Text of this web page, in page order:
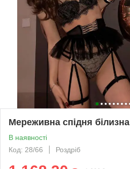
Мереживна спідня білизна
В наявності
Код: 28/66
Роздріб